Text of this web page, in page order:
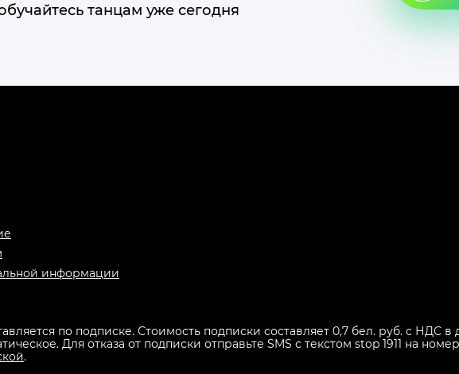
танцам уже сегодня
информации
по подписке. Стоимость подписки составляет 0,7 бел. руб. с НДС
Для отказа от подписки отправьте SMS с текстом stop 1911 на
.